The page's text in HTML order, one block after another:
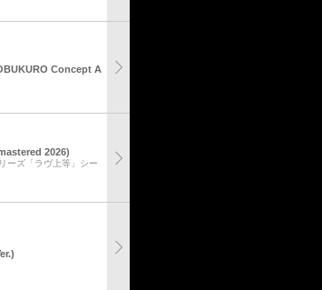
Concept A
2026)
ーズ「ラヴ上等」シー